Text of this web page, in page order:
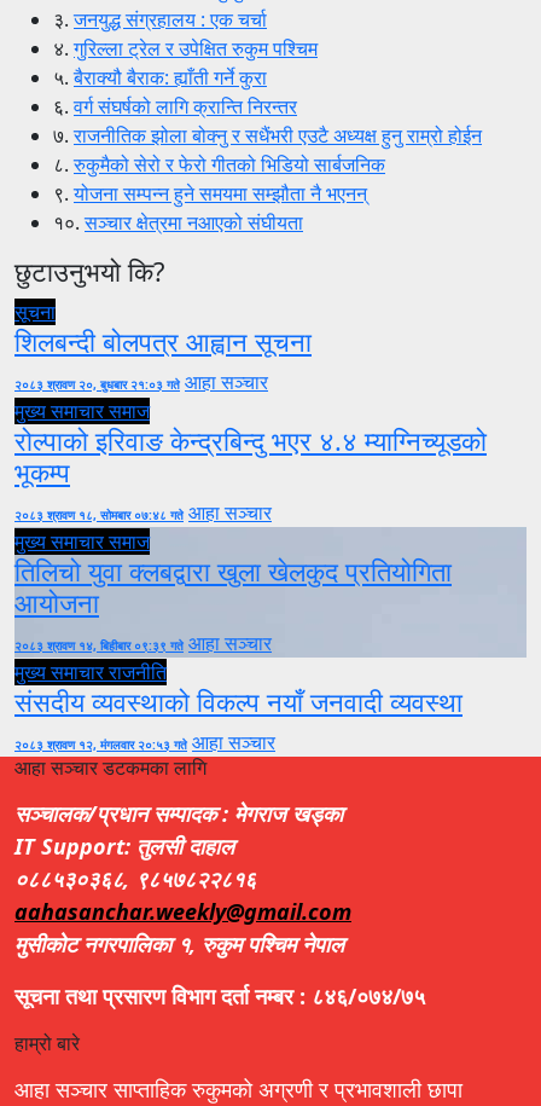
३.जनयुद्ध संग्रहालय : एक चर्चा
४.गुरिल्ला ट्रेल र उपेक्षित रुकुम पश्चिम
५.बैराक्यौ बैराक: ह्याँती गर्ने कुरा
६.वर्ग संघर्षको लागि क्रान्ति निरन्तर
७.राजनीतिक झोला बोक्नु र सधैंभरी एउटै अध्यक्ष हुनु राम्रो होईन
८.रुकुमैको सेरो र फेरो गीतको भिडियो सार्बजनिक
९.योजना सम्पन्न हुने समयमा सम्झौता नै भएनन्
१०.सञ्चार क्षेत्रमा नआएको संघीयता
छुटाउनुभयो कि?
सूचना
शिलबन्दी बोलपत्र आह्वान सूचना
२०८३ श्रावण २०, बुधबार २१:०३ गते आहा सञ्चार
मुख्य समाचारसमाज
रोल्पाको इरिवाङ केन्द्रबिन्दु भएर ४.४ म्याग्निच्यूडको
भूकम्प
२०८३ श्रावण १८, सोमबार ०७:४८ गते आहा सञ्चार
मुख्य समाचारसमाज
तिलिचो युवा क्लबद्वारा खुला खेलकुद प्रतियोगिता
आयोजना
२०८३ श्रावण १४, बिहीबार ०९:३९ गते आहा सञ्चार
मुख्य समाचारराजनीति
संसदीय व्यवस्थाको विकल्प नयाँ जनवादी व्यवस्था
२०८३ श्रावण १२, मंगलवार २०:५३ गते आहा सञ्चार
आहा सञ्चार डटकमका लागि
सञ्चालक/प्रधान सम्पादक : मेगराज खड्का
IT Support: तुलसी दाहाल
०८८५३०३६८, ९८५७८२२८१६
aahasanchar.weekly@gmail.com
मुसीकोट नगरपालिका १, रुकुम पश्चिम नेपाल
सूचना तथा प्रसारण विभाग दर्ता नम्बर : ८४६/०७४/७५
हाम्रो बारे
आहा सञ्चार साप्ताहिक रुकुमको अग्रणी र प्रभावशाली छापा